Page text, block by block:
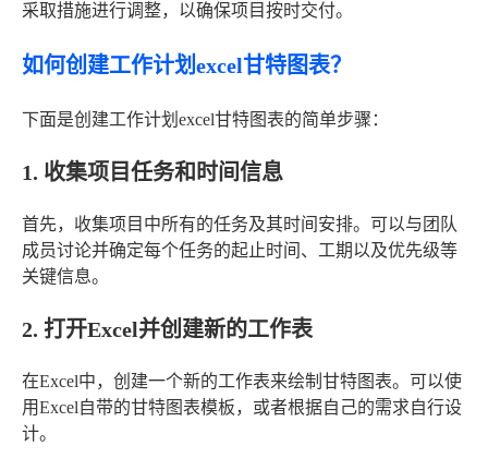
采取措施进行调整，以确保项目按时交付。
如何创建工作计划excel甘特图表？
下面是创建工作计划excel甘特图表的简单步骤：
1. 收集项目任务和时间信息
首先，收集项目中所有的任务及其时间安排。可以与团队
成员讨论并确定每个任务的起止时间、工期以及优先级等
关键信息。
2. 打开Excel并创建新的工作表
在Excel中，创建一个新的工作表来绘制甘特图表。可以使
用Excel自带的甘特图表模板，或者根据自己的需求自行设
计。